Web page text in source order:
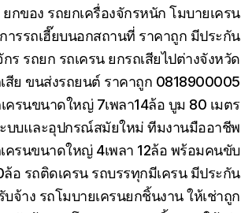
กของ รถยกเครื่องจักรหนัก โมบายเครน
ารรถเฮี๊ยบนอกสถานที่ ราคาถูก มีประกัน
ร รถยก รถเครน ยกรถเสียไปต่างจังหวัด
สีย ขนส่งรถยนต์ ราคาถูก 0818900005
ครนขนาดใหญ่ 7เพลา14ล้อ บูม 80 เมตร
บบและอุปกรณ์สมัยใหม่ ทีมงานมืออาชีพ
ครนขนาดใหญ่ 4เพลา 12ล้อ พร้อมคนขับ
อ รถติดเครน รถบรรทุกมีเครน มีประกัน
จ้าง รถโมบายเครนยกชิ้นงาน ให้เช่าถูก